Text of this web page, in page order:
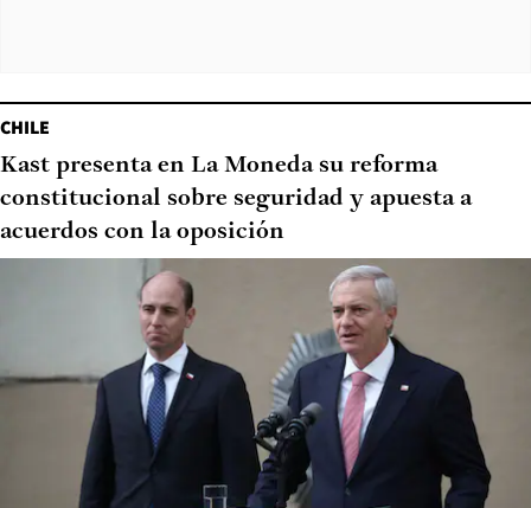
CHILE
Kast presenta en La Moneda su reforma
constitucional sobre seguridad y apuesta a
acuerdos con la oposición